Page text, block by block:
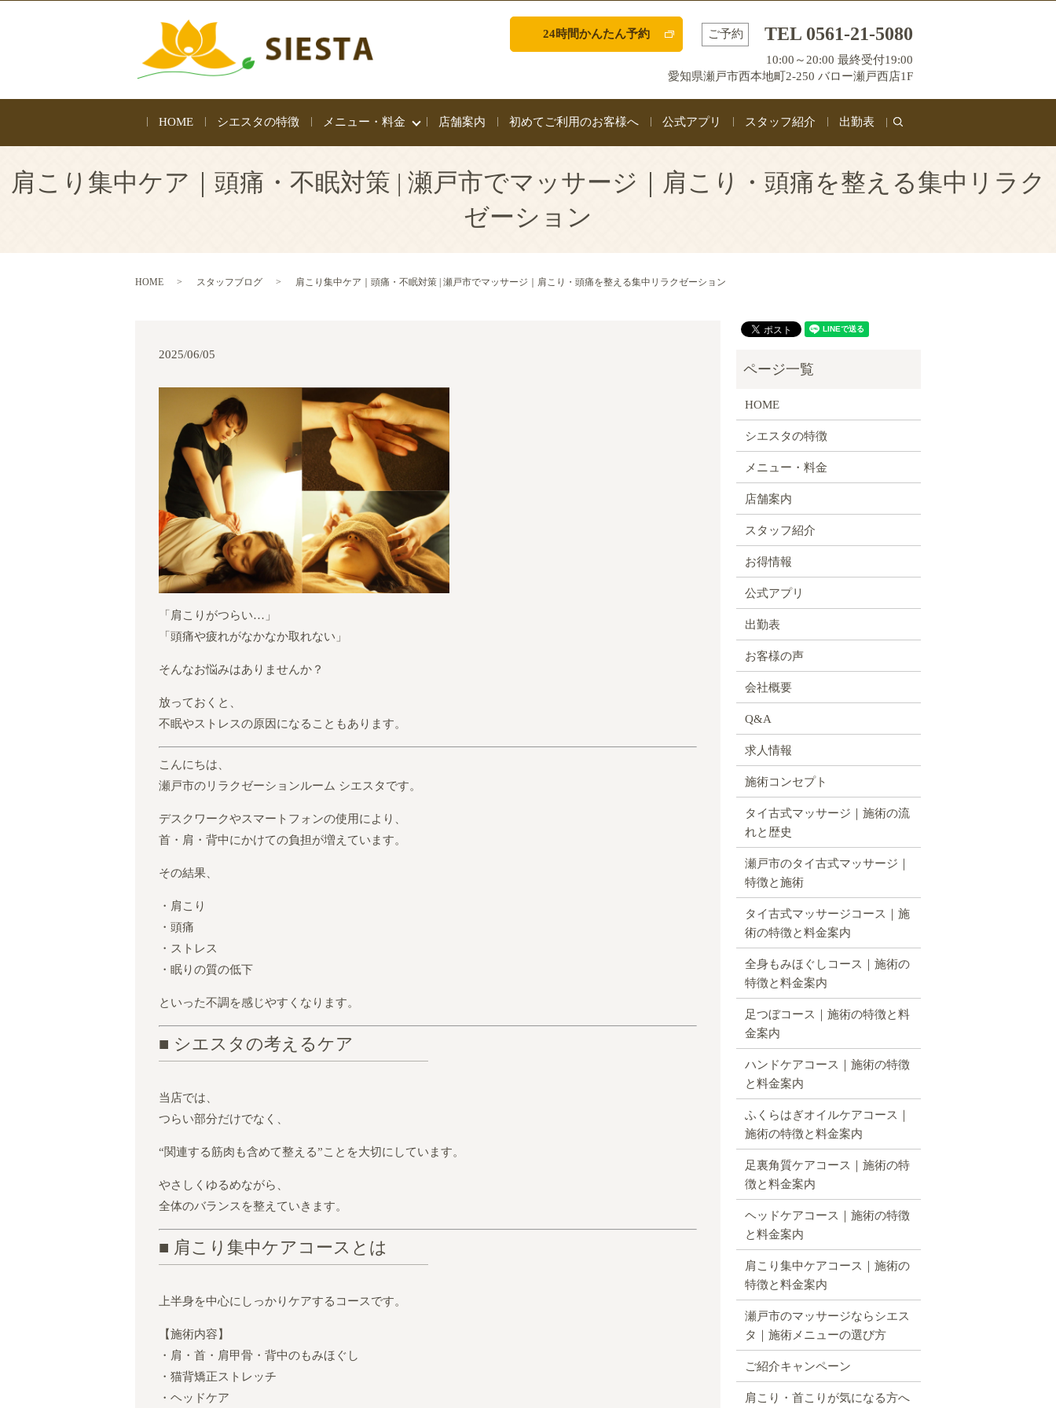
24時間かんたん予約 ご予約 TEL 0561-21-5080
10:00～20:00 最終受付19:00
愛知県瀬戸市西本地町2-250 バロー瀬戸西店1F
HOME シエスタの特徴 メニュー・料金 店舗案内 初めてご利用のお客様へ 公式アプリ スタッフ紹介 出勤表
search
肩こり集中ケア｜頭痛・不眠対策 | 瀬戸市でマッサージ｜肩こり・頭痛を整える集中リラク
ゼーション
HOME スタッフブログ 肩こり集中ケア｜頭痛・不眠対策 | 瀬戸市でマッサージ｜肩こり・頭痛を整える集中リラクゼーション
2025/06/05
「肩こりがつらい…」
「頭痛や疲れがなかなか取れない」
そんなお悩みはありませんか？
放っておくと、
不眠やストレスの原因になることもあります。
こんにちは、
瀬戸市のリラクゼーションルーム シエスタです。
デスクワークやスマートフォンの使用により、
首・肩・背中にかけての負担が増えています。
その結果、
・肩こり
・頭痛
・ストレス
・眠りの質の低下
といった不調を感じやすくなります。
■ シエスタの考えるケア
当店では、
つらい部分だけでなく、
“関連する筋肉も含めて整える”ことを大切にしています。
やさしくゆるめながら、
全体のバランスを整えていきます。
■ 肩こり集中ケアコースとは
上半身を中心にしっかりケアするコースです。
【施術内容】
・肩・首・肩甲骨・背中のもみほぐし
・猫背矯正ストレッチ
・ヘッドケア
HOME
シエスタの特徴
メニュー・料金
店舗案内
スタッフ紹介
お得情報
公式アプリ
出勤表
お客様の声
会社概要
Q&A
求人情報
施術コンセプト
タイ古式マッサージ｜施術の流
れと歴史
瀬戸市のタイ古式マッサージ｜
特徴と施術
タイ古式マッサージコース｜施
術の特徴と料金案内
全身もみほぐしコース｜施術の
特徴と料金案内
足つぼコース｜施術の特徴と料
金案内
ハンドケアコース｜施術の特徴
と料金案内
ふくらはぎオイルケアコース｜
施術の特徴と料金案内
足裏角質ケアコース｜施術の特
徴と料金案内
ヘッドケアコース｜施術の特徴
と料金案内
肩こり集中ケアコース｜施術の
特徴と料金案内
瀬戸市のマッサージならシエス
タ｜施術メニューの選び方
ご紹介キャンペーン
肩こり・首こりが気になる方へ